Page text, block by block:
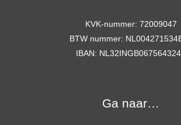
KVK-nummer: 72009047
BTW nummer:
IBAN:
Ga naar…